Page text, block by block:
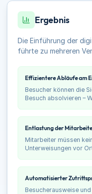
Ergebnis
Die Einführung der
führte zu mehreren
Effizientere Abläufe am
Besucher können die
Besuch absolvieren –
Entlastung der
Mitarbeiter müssen
Unterweisungen vor
Automatisierter
Besucherausweise